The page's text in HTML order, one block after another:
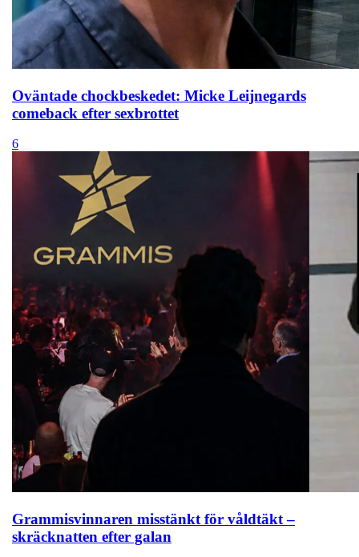
Oväntade chockbeskedet: Micke Leijnegards
comeback efter sexbrottet
6
Grammisvinnaren misstänkt för våldtäkt –
skräcknatten efter galan